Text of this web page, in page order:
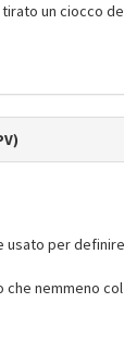
un ciocco
usato per
che nemmeno